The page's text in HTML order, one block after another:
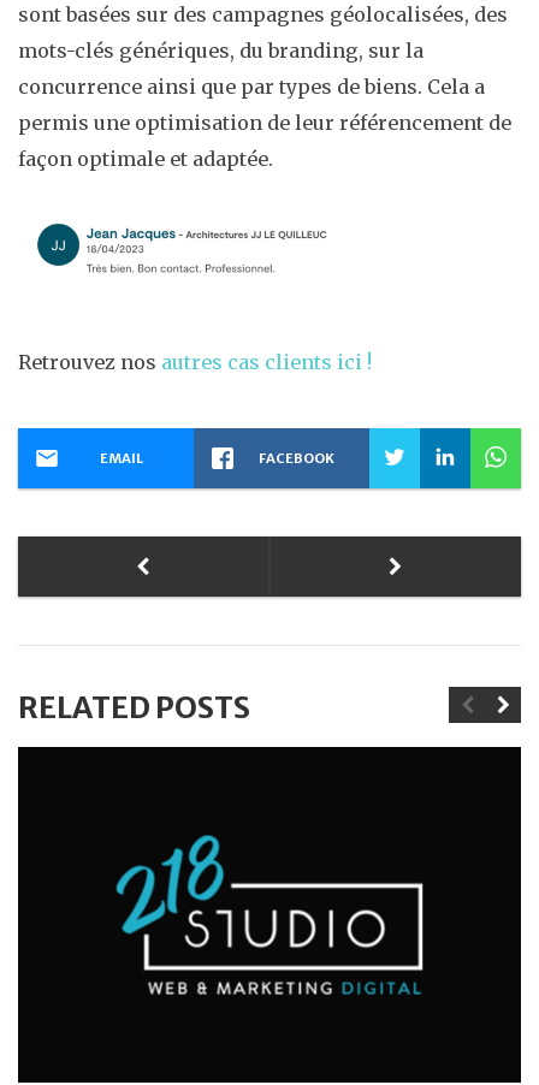
sont basées sur des campagnes géolocalisées, des
mots-clés génériques, du branding, sur la
concurrence ainsi que par types de biens. Cela a
permis une optimisation de leur référencement de
façon optimale et adaptée.
Retrouvez nos autres cas clients ici !
EMAIL FACEBOOK
RELATED POSTS